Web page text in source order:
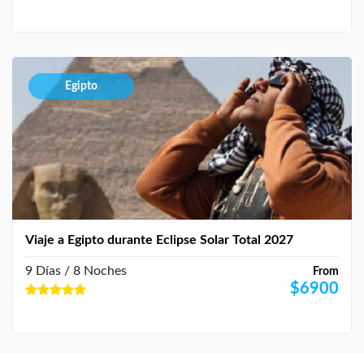
Egipto
Viaje a Egipto durante Eclipse Solar Total 2027
From
$6900
9 Días / 8 Noches